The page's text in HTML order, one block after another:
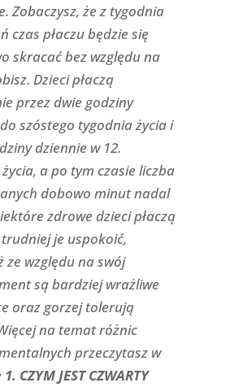
Zobaczysz, że z tygodnia
czas płaczu będzie się
skracać bez względu na
Dzieci płaczą
przez dwie godziny
szóstego tygodnia życia i
dziennie w 12.
a po tym czasie liczba
dobowo minut nadal
zdrowe dzieci płaczą
trudniej je uspokoić,
ze względu na swój
są bardziej wrażliwe
oraz gorzej tolerują
na temat różnic
przeczytasz w
1. CZYM JEST CZWARTY